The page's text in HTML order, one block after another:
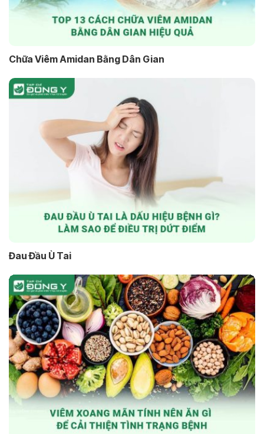
Chữa Viêm Amidan Bằng Dân Gian
Đau Đầu Ù Tai